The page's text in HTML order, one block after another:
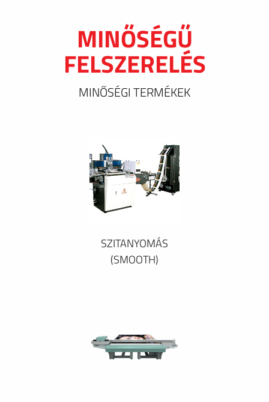
MINŐSÉGŰ
FELSZERELÉS
MINŐSÉGI TERMÉKEK
SZITANYOMÁS
(SMOOTH)